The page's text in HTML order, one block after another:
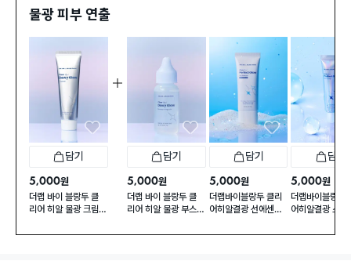
물광 피부 연출
담기
5,000원
더랩 바이 블랑두 클
리어 히알 물광 크림
담기
5,000원
더랩 바이 블랑두 클
리어 히알 물광 부스
담기
5,000원
더랩바이블랑두 클리
어히알결광 선에센스
담기
5,000원
더랩바이블랑두
어히알결광 스킨